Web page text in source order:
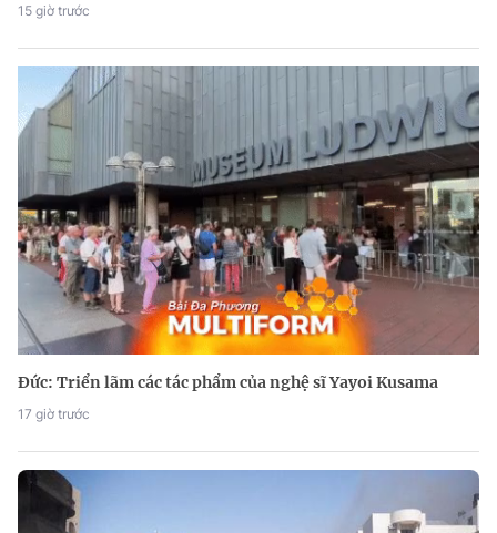
15 giờ trước
Đức: Triển lãm các tác phẩm của nghệ sĩ Yayoi Kusama
17 giờ trước